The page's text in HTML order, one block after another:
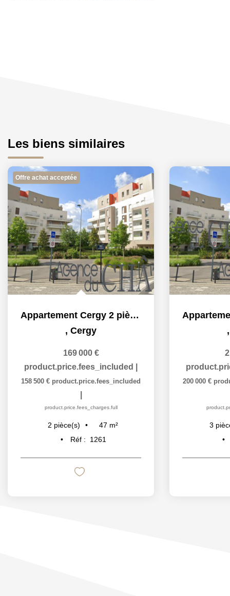
Les biens similaires
Offre achat acceptée
Appartement Cergy 2 pièces 46.51 m2
, Cergy
169 000 €
product.price.fees_included
158 500 € product.price.fees_included
product.price.fees_charges.full
2 pièce(s) 47 m²
Réf :
1261
200 000 €
3